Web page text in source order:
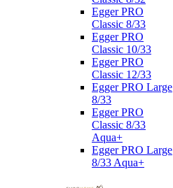
Egger PRO
Classic 8/33
Egger PRO
Classic 10/33
Egger PRO
Classic 12/33
Egger PRO Large
8/33
Egger PRO
Classic 8/33
Aqua+
Egger PRO Large
8/33 Aqua+